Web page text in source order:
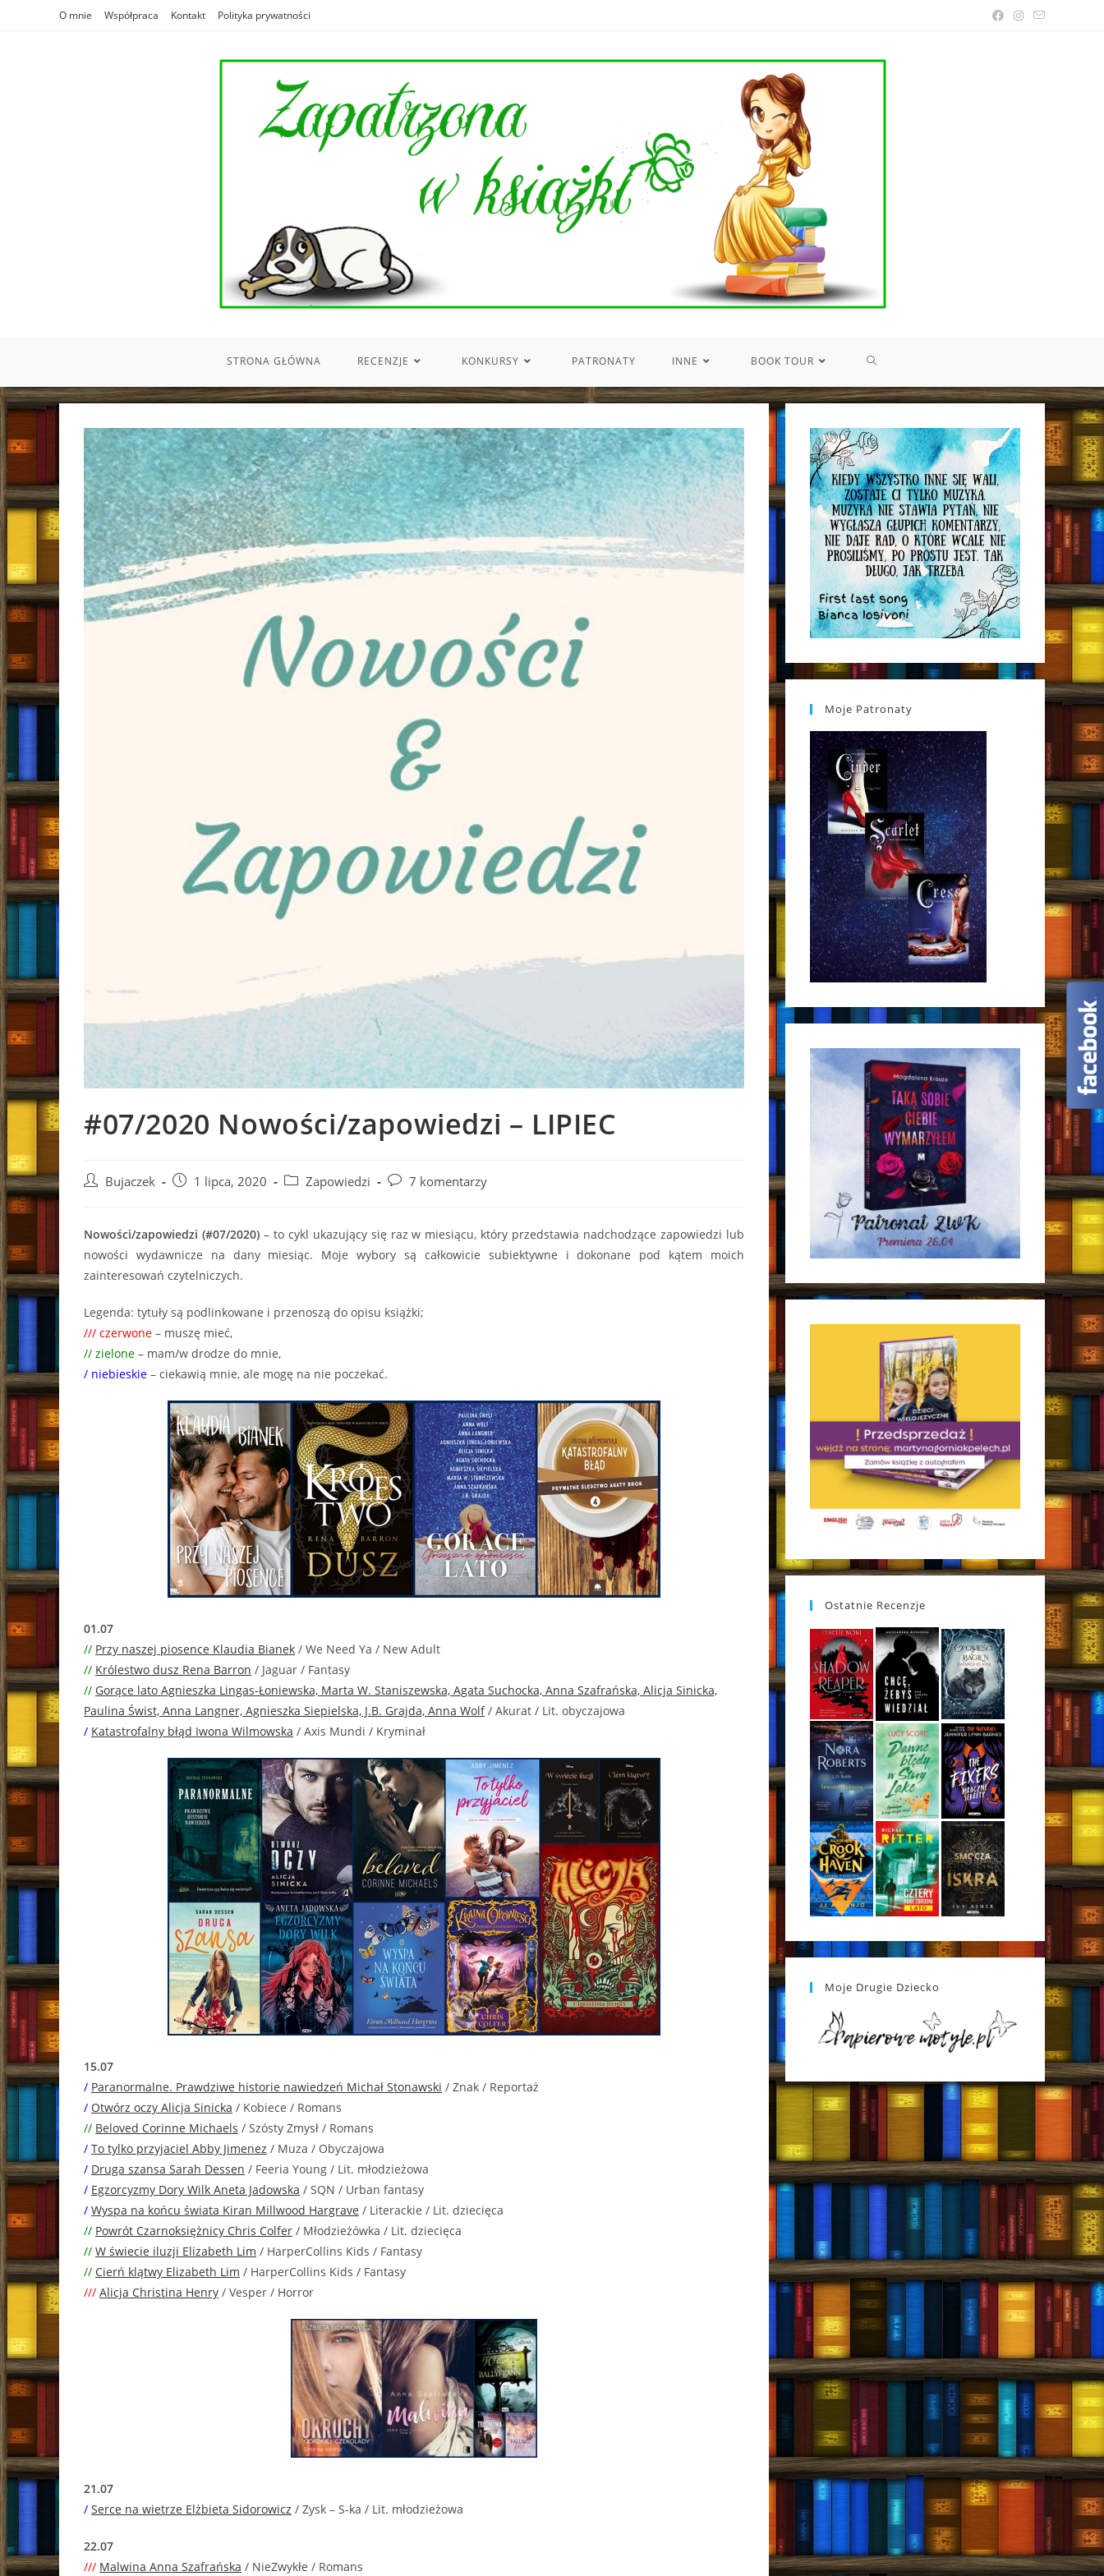
O mnie Współpraca Kontakt Polityka prywatności
STRONA GŁÓWNA RECENZJE KONKURSY PATRONATY INNE BOOK TOUR TOGGLE
SEARCH
#07/2020 Nowości/zapowiedzi – LIPIEC
Post Bujaczek
Post 1 lipca, 2020
PostZapowiedzi
Post7 komentarzy
Nowości/zapowiedzi (#07/2020)– to cykl ukazujący się raz w miesiącu, który przedstawia nadchodzące zapowiedzi lub
nowości wydawnicze na dany miesiąc. Moje wybory są całkowicie subiektywne i dokonane pod kątem moich
zainteresowań czytelniczych.
Legenda: tytuły są podlinkowane i przenoszą do opisu książki;
/// czerwone – muszę mieć,
// zielone – mam/w drodze do mnie,
/ niebieskie – ciekawią mnie, ale mogę na nie poczekać.
01.07
// Przy naszej piosence Klaudia Bianek / We Need Ya / New Adult
// Królestwo dusz Rena Barron / Jaguar / Fantasy
// Gorące lato Agnieszka Lingas-Łoniewska, Marta W. Staniszewska, Agata Suchocka, Anna Szafrańska, Alicja Sinicka,
Paulina Świst, Anna Langner, Agnieszka Siepielska, J.B. Grajda, Anna Wolf/ Akurat / Lit. obyczajowa
/ Katastrofalny błąd Iwona Wilmowska / Axis Mundi / Kryminał
15.07
/ Paranormalne. Prawdziwe historie nawiedzeń Michał Stonawski / Znak / Reportaż
/ Otwórz oczy Alicja Sinicka / Kobiece / Romans
// Beloved Corinne Michaels / Szósty Zmysł / Romans
/ To tylko przyjaciel Abby Jimenez / Muza / Obyczajowa
/ Druga szansa Sarah Dessen / Feeria Young / Lit. młodzieżowa
/ Egzorcyzmy Dory Wilk Aneta Jadowska / SQN / Urban fantasy
/ Wyspa na końcu świata Kiran Millwood Hargrave / Literackie / Lit. dziecięca
// Powrót Czarnoksiężnicy Chris Colfer / Młodzieżówka / Lit. dziecięca
// W świecie iluzji Elizabeth Lim / HarperCollins Kids / Fantasy
// Cierń klątwy Elizabeth Lim / HarperCollins Kids / Fantasy
/// Alicja Christina Henry / Vesper / Horror
21.07
/ Serce na wietrze Elżbieta Sidorowicz / Zysk – S-ka / Lit. młodzieżowa
22.07
/// Malwina Anna Szafrańska / NieZwykłe / Romans
Moje Patronaty
Ostatnie Recenzje
Moje Drugie Dziecko